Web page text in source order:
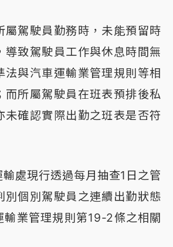
屬駕駛員勤務時，未能預留時
導致駕駛員工作與休息時間無
法與汽車運輸業管理規則等相
而所屬駕駛員在班表預排後私
未確認實際出勤之班表是否符
處現行透過每月抽查1日之管
別個別駕駛員之連續出勤狀態
輸業管理規則第19-2條之相關